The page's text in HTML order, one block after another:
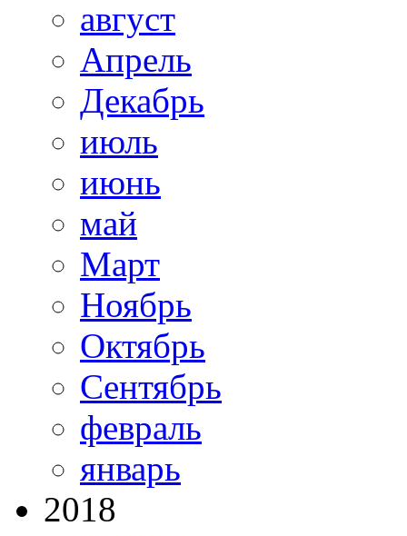
август
Апрель
Декабрь
июль
июнь
май
Март
Ноябрь
Октябрь
Сентябрь
февраль
январь
2018